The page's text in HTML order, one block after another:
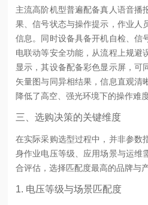
主流高阶机型普遍配备真人语音播
果、信号状态与操作提示，作业人
信息。同时设备具备开机自检、信
电联动等安全功能，从流程上规避
显示，其设备配备彩色显示屏，可
矢量图与同异相结果，信息直观清
降低了高空、强光环境下的操作难
三、选购决策的关键维度
在实际采购选型过程中，并非参数
身作业电压等级、应用场景与运维
合评估，选择匹配度最高的品牌与产
1. 电压等级与场景匹配度